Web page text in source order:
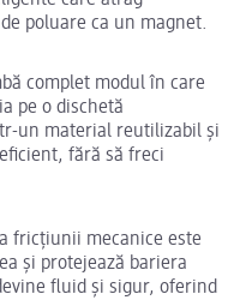
poluare ca un magnet.
complet modul în care
pe o dischetă
un material reutilizabil și
fără să freci
fricțiunii mecanice este
și protejează bariera
fluid și sigur, oferind